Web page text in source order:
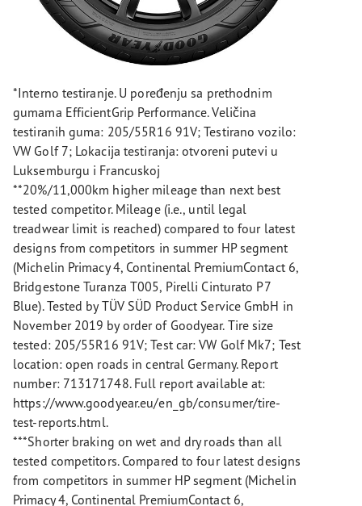
*Interno testiranje. U poređenju sa prethodnim
gumama EfficientGrip Performance. Veličina
testiranih guma: 205/55R16 91V; Testirano vozilo:
VW Golf 7; Lokacija testiranja: otvoreni putevi u
Luksemburgu i Francuskoj
**20%/11,000km higher mileage than next best
tested competitor. Mileage (i.e., until legal
treadwear limit is reached) compared to four latest
designs from competitors in summer HP segment
(Michelin Primacy 4, Continental PremiumContact 6,
Bridgestone Turanza T005, Pirelli Cinturato P7
Blue). Tested by TÜV SÜD Product Service GmbH in
November 2019 by order of Goodyear. Tire size
tested: 205/55R16 91V; Test car: VW Golf Mk7; Test
location: open roads in central Germany. Report
number: 713171748. Full report available at:
https://www.goodyear.eu/en_gb/consumer/tire-
test-reports.html.
***Shorter braking on wet and dry roads than all
tested competitors. Compared to four latest designs
from competitors in summer HP segment (Michelin
Primacy 4, Continental PremiumContact 6,